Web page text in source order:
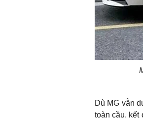
Dù MG vẫn
toàn cầu, kết